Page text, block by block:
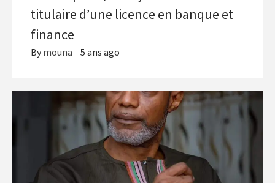
titulaire d’une licence en banque et
finance
By mouna 5 ans ago